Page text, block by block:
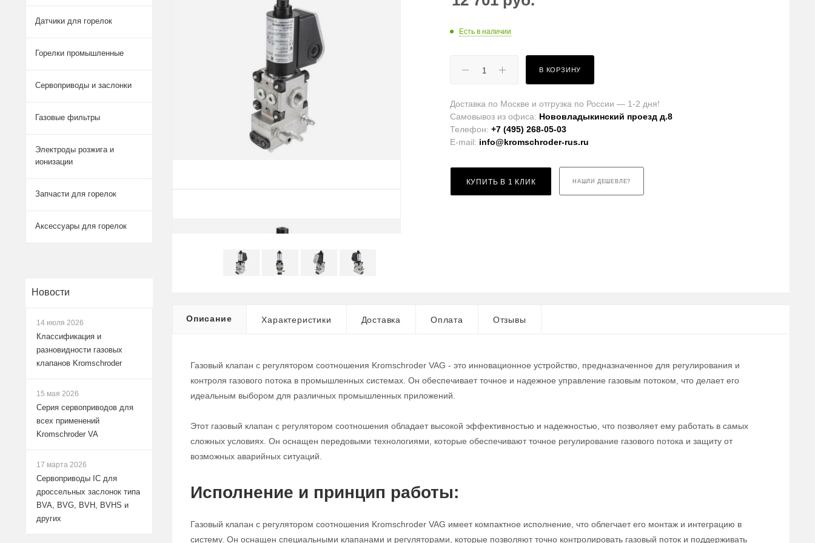
Есть в наличии
В КОРЗИНУ
Доставка по Москве и отгрузка по России — 1-2 дня!
Самовывоз из офиса: Нововладыкинский проезд д.8
Телефон:+7 (495) 268-05-03
E-mail: info@kromschroder-rus.ru
КУПИТЬ В 1 КЛИК НАШЛИ ДЕШЕВЛЕ?
Описание Характеристики Доставка Оплата Отзывы
Газовый клапан с регулятором соотношения Kromschroder VAG - это инновационное устройство, предназначенное для регулирования и
контроля газового потока в промышленных системах. Он обеспечивает точное и надежное управление газовым потоком, что делает его
идеальным выбором для различных промышленных приложений.
Этот газовый клапан с регулятором соотношения обладает высокой эффективностью и надежностью, что позволяет ему работать в самых
сложных условиях. Он оснащен передовыми технологиями, которые обеспечивают точное регулирование газового потока и защиту от
возможных аварийных ситуаций.
Исполнение и принцип работы:
Газовый клапан с регулятором соотношения Kromschroder VAG имеет компактное исполнение, что облегчает его монтаж и интеграцию в
систему. Он оснащен специальными клапанами и регуляторами, которые позволяют точно контролировать газовый поток и поддерживать
Датчики для горелок
Горелки промышленные
Сервоприводы и заслонки
Газовые фильтры
Электроды розжига и
ионизации
Запчасти для горелок
Аксессуары для горелок
Новости
14 июля 2026
Классификация и
разновидности газовых
клапанов Kromschroder
15 мая 2026
Серия сервоприводов для
всех применений
Kromschroder VA
17 марта 2026
Сервоприводы IC для
дроссельных заслонок типа
BVA, BVG, BVH, BVHS и
других